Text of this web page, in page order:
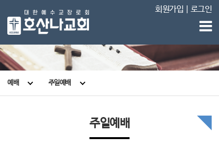
회원가입 로그인
예배 주일예배
주일예배